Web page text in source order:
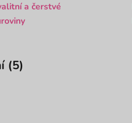
a čerstvé
(5)